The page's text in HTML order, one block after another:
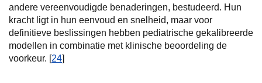
andere vereenvoudigde benaderingen, bestudeerd. Hun
kracht ligt in hun eenvoud en snelheid, maar voor
definitieve beslissingen hebben pediatrische gekalibreerde
modellen in combinatie met klinische beoordeling de
voorkeur. [24]